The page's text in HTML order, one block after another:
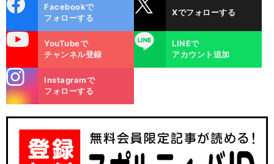
ok
Facebookで
フォローする
Xでフォローする
YouTubeで
チャンネル登録
LINE
LINEで
アカウント追加
m
Instagramで
フォローする